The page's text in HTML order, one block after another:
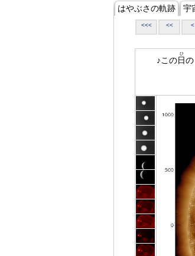
はやぶさの軌跡 宇
<<< << <
♪この日
ひ
の